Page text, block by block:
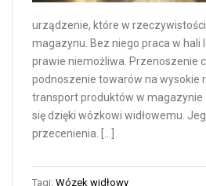
urządzenie, które w
magazynu. Bez niego praca w hali
prawie niemożliwa. Przenoszenie
podnoszenie towarów na wysokie
transport produktów w
się dzięki wózkowi widłowemu.
przecenienia. […]
Tagi: Wózek widłowy